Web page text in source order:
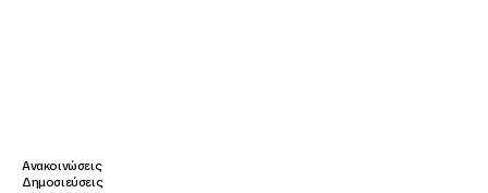
Ανακοινώσεις
Δημοσιεύσεις